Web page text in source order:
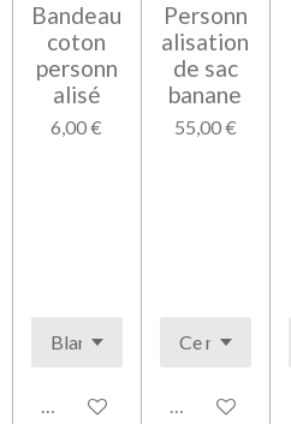
Bandeau
coton
personn
alisé
6,00 €
Voir les détails
Personn
alisation
de sac
banane
55,00 €
Voir les détails